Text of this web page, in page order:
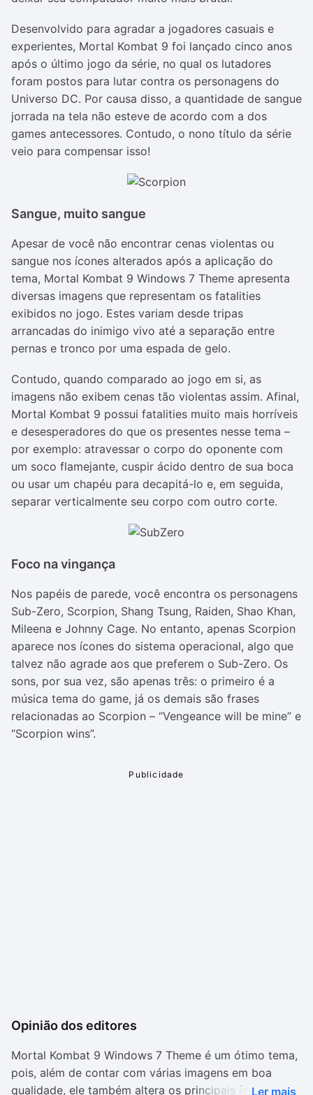
Desenvolvido para agradar a jogadores casuais e
experientes, Mortal Kombat 9 foi lançado cinco anos
após o último jogo da série, no qual os lutadores
foram postos para lutar contra os personagens do
Universo DC. Por causa disso, a quantidade de sangue
jorrada na tela não esteve de acordo com a dos
games antecessores. Contudo, o nono título da série
veio para compensar isso!
Sangue, muito sangue
Apesar de você não encontrar cenas violentas ou
sangue nos ícones alterados após a aplicação do
tema, Mortal Kombat 9 Windows 7 Theme apresenta
diversas imagens que representam os fatalities
exibidos no jogo. Estes variam desde tripas
arrancadas do inimigo vivo até a separação entre
pernas e tronco por uma espada de gelo.
Contudo, quando comparado ao jogo em si, as
imagens não exibem cenas tão violentas assim. Afinal,
Mortal Kombat 9 possui fatalities muito mais horríveis
e desesperadores do que os presentes nesse tema –
por exemplo: atravessar o corpo do oponente com
um soco flamejante, cuspir ácido dentro de sua boca
ou usar um chapéu para decapitá-lo e, em seguida,
separar verticalmente seu corpo com outro corte.
Foco na vingança
Nos papéis de parede, você encontra os personagens
Sub-Zero, Scorpion, Shang Tsung, Raiden, Shao Khan,
Mileena e Johnny Cage. No entanto, apenas Scorpion
aparece nos ícones do sistema operacional, algo que
talvez não agrade aos que preferem o Sub-Zero. Os
sons, por sua vez, são apenas três: o primeiro é a
música tema do game, já os demais são frases
relacionadas ao Scorpion – “Vengeance will be mine” e
“Scorpion wins”.
Opinião dos editores
Mortal Kombat 9 Windows 7 Theme é um ótimo tema,
pois, além de contar com várias imagens em boa
qualidade, ele também altera os principais ícones e
Ler mais